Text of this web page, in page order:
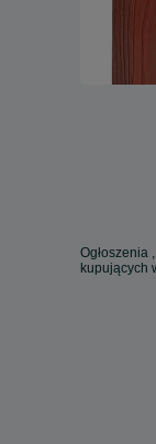
Ogłoszenia
kupujących